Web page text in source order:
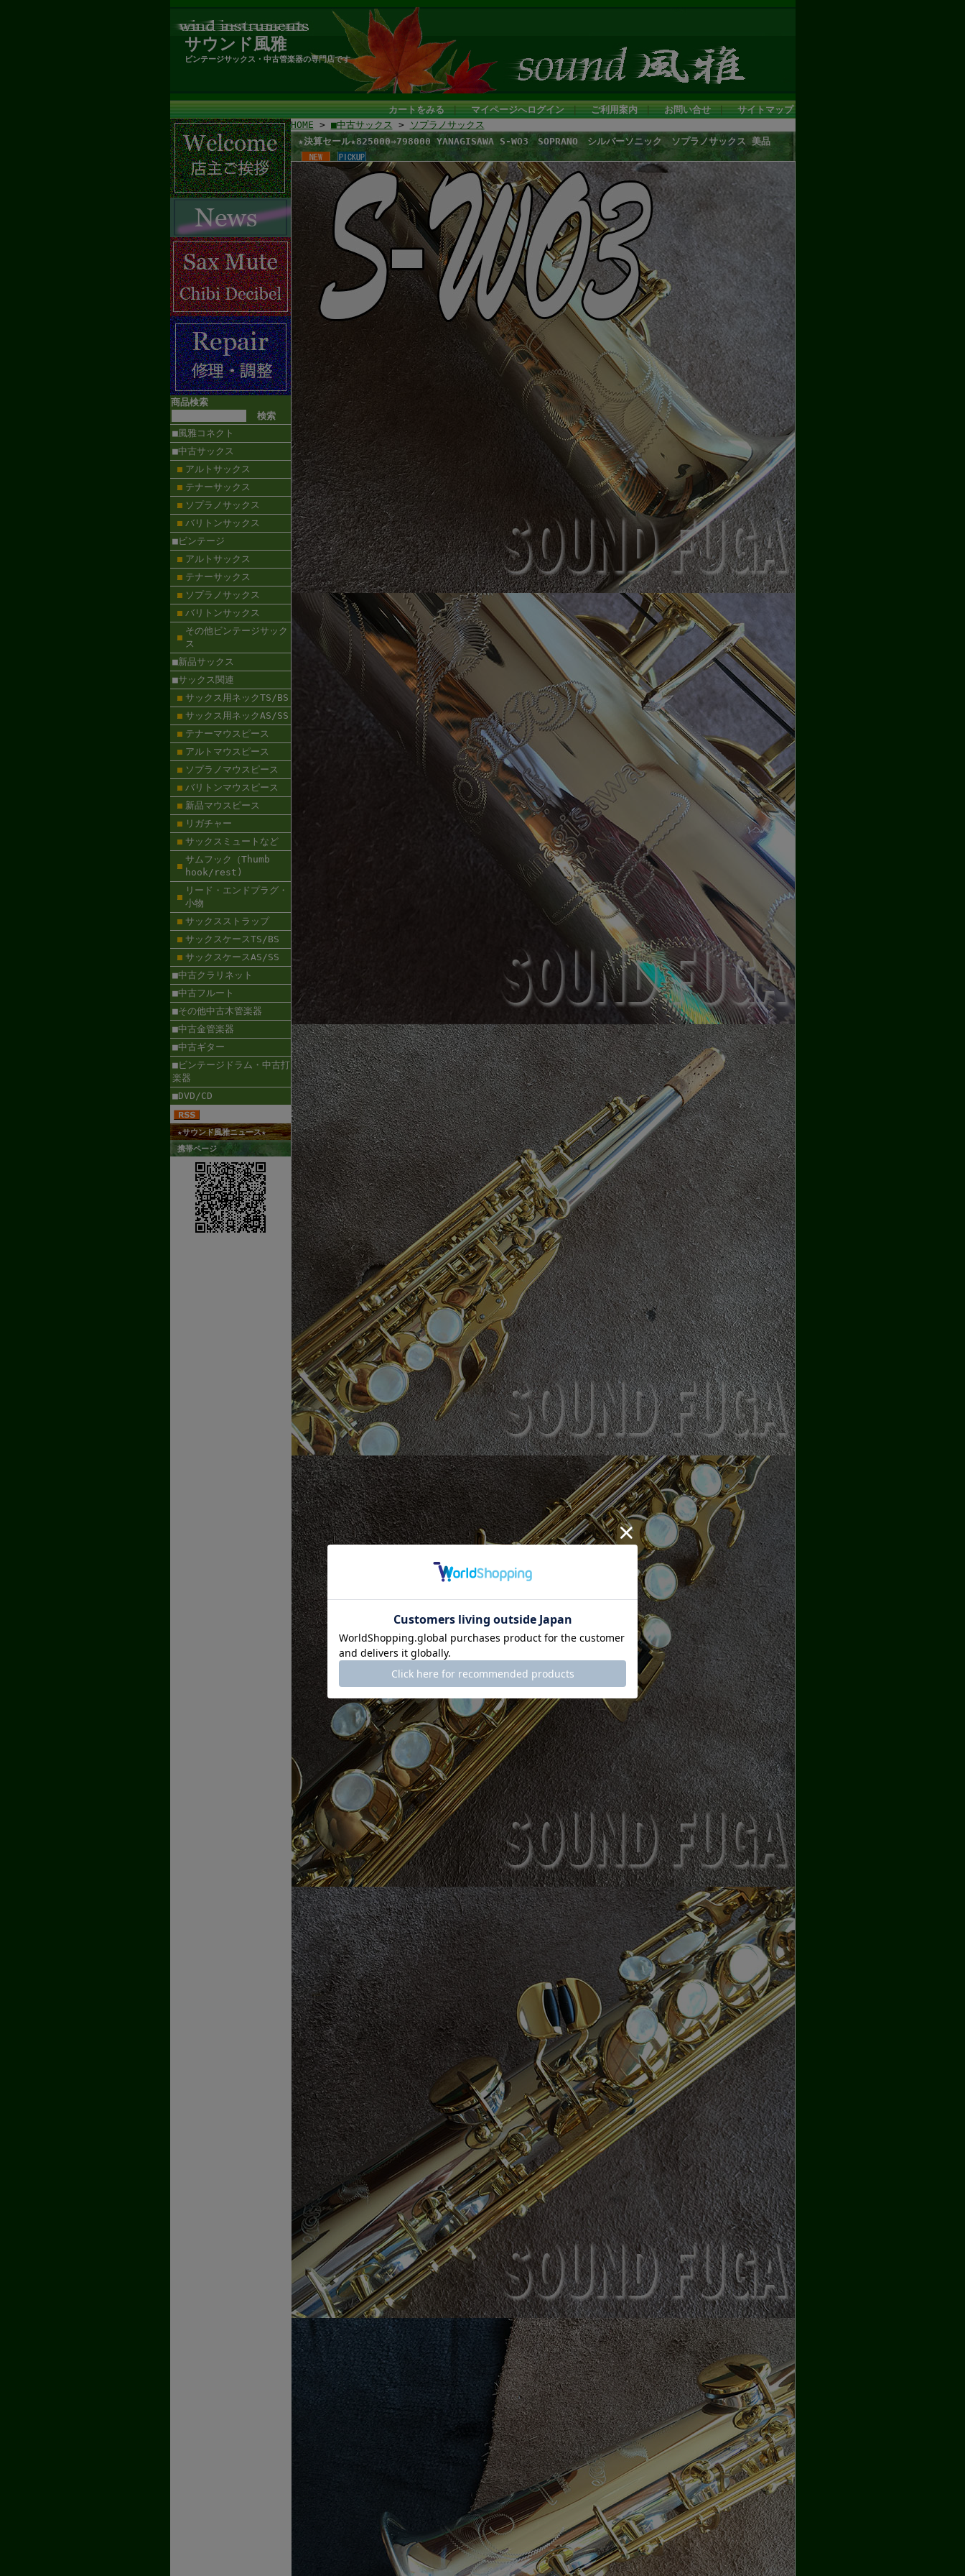
サウンド風雅
ビンテージサックス・中古管楽器の専門店です
カートをみる｜ マイページへログイン｜ ご利用案内｜ お問い合せ｜ サイトマップ
商品検索
■風雅コネクト
■中古サックス
アルトサックス
テナーサックス
ソプラノサックス
バリトンサックス
■ビンテージ
アルトサックス
テナーサックス
ソプラノサックス
バリトンサックス
その他ビンテージサック
ス
■新品サックス
■サックス関連
サックス用ネックTS/BS
サックス用ネックAS/SS
テナーマウスピース
アルトマウスピース
ソプラノマウスピース
バリトンマウスピース
新品マウスピース
リガチャー
サックスミュートなど
サムフック（Thumb
hook/rest)
リード・エンドプラグ・
小物
サックスストラップ
サックスケースTS/BS
サックスケースAS/SS
■中古クラリネット
■中古フルート
■その他中古木管楽器
■中古金管楽器
■中古ギター
■ビンテージドラム・中古打
楽器
■DVD/CD
★サウンド風雅ニュース★
携帯ページ
HOME > ■中古サックス >
ソプラノサックス
★決算セール★825000⇒798000 YANAGISAWA S-WO3 SOPRANO シルバーソニック ソプラノサックス 美品